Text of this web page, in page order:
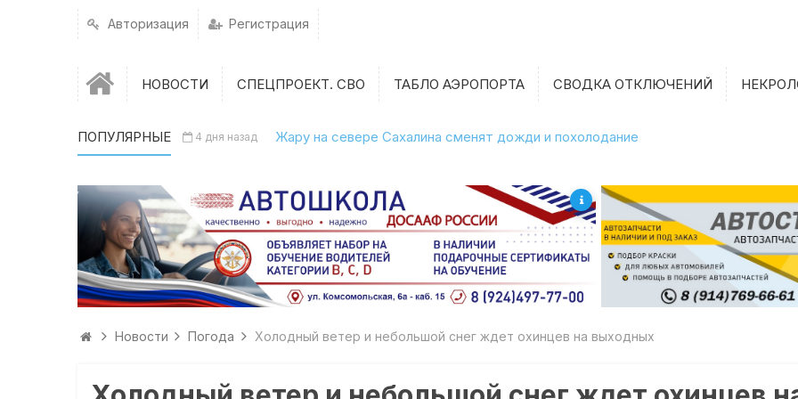
Авторизация Регистрация
НОВОСТИ СПЕЦПРОЕКТ. СВО ТАБЛО АЭРОПОРТА СВОДКА ОТКЛЮЧЕНИЙ
ПОПУЛЯРНЫЕ 4 дня назад Жару на севере Сахалина сменят дожди и похолодание
Новости Погода Холодный ветер и небольшой снег ждет охинцев на выходных